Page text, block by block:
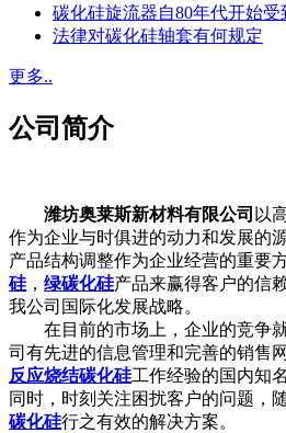
碳化硅旋流器自80年代开始
法律对碳化硅轴套有何规定
更多..
公司简介
潍坊奥莱斯新材料有限公司 以
作为企业与时俱进的动力和发展的
产品结构调整作为企业经营的重要
硅 ， 绿碳化硅产品来赢得客户的信
我公司国际化发展战略。
在目前的市场上，企业的竞争就
司有先进的信息管理和完善的销售
反应烧结碳化硅工作经验的国内知
同时，时刻关注困扰客户的问题，
碳化硅行之有效的解决方案。